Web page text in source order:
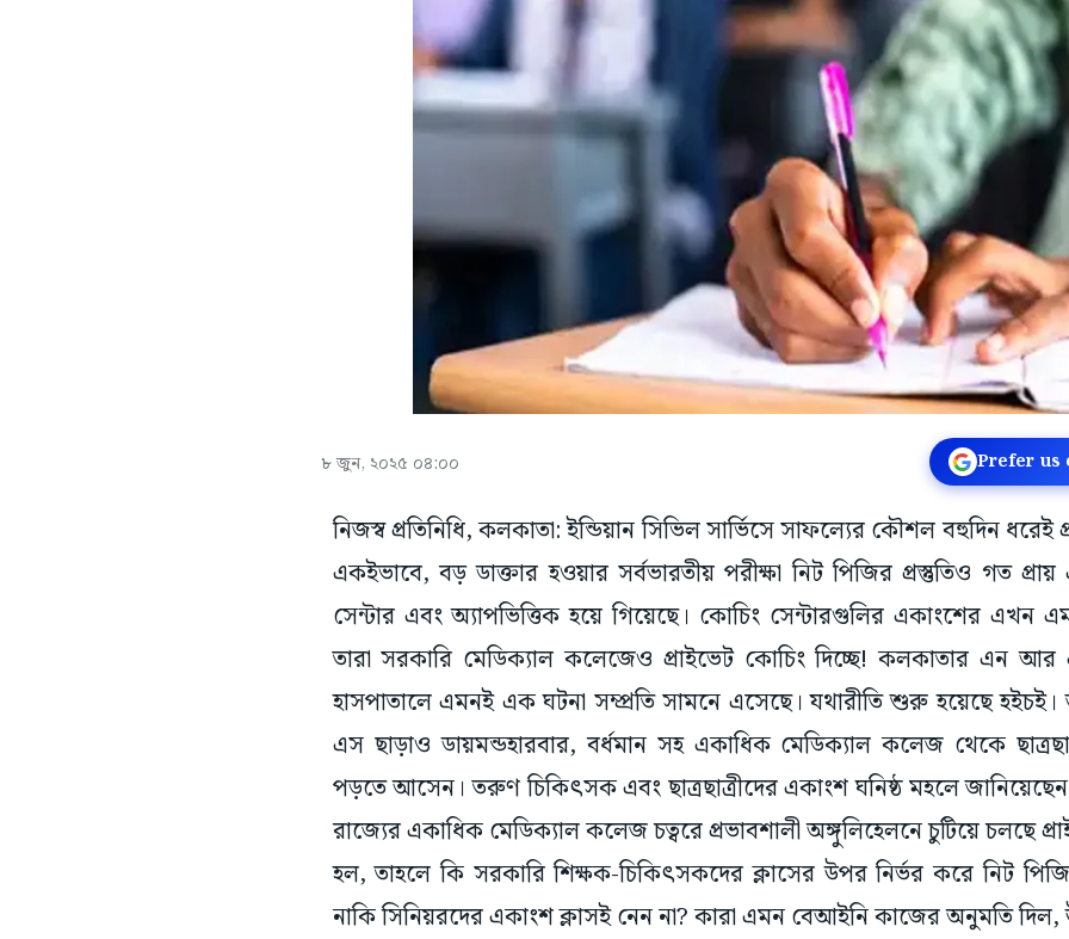
৮ জুন, ২০২৫ ০৪:০০ Prefer us
নিজস্ব প্রতিনিধি, কলকাতা: ইন্ডিয়ান সিভিল সার্ভিসে সাফল্যের কৌশল বহুদিন ধরেই
একইভাবে, বড় ডাক্তার হওয়ার সর্বভারতীয় পরীক্ষা নিট পিজির প্রস্তুতিও গত
সেন্টার এবং অ্যাপভিত্তিক হয়ে গিয়েছে। কোচিং সেন্টারগুলির একাংশের এখন
তারা সরকারি মেডিক্যাল কলেজেও প্রাইভেট কোচিং দিচ্ছে! কলকাতার এন
হাসপাতালে এমনই এক ঘটনা সম্প্রতি সামনে এসেছে। যথারীতি শুরু হয়েছে
এস ছাড়াও ডায়মন্ডহারবার, বর্ধমান সহ একাধিক মেডিক্যাল কলেজ থেকে
পড়তে আসেন। তরুণ চিকিৎসক এবং ছাত্রছাত্রীদের একাংশ‌ ঘনিষ্ঠ মহলে
রাজ্যের একাধিক মেডিক্যাল কলেজ চত্বরে প্রভাবশালী অঙ্গুলিহেলনে চুটিয়ে চলছে
হল, তাহলে কি সরকারি শিক্ষক-চিকিৎসকদের ক্লাসের উপর নির্ভর করে নিট পিজি
নাকি সিনিয়রদের একাংশ ক্লাস‌ই নেন না? কারা এমন বেআইনি কাজের অনুমতি